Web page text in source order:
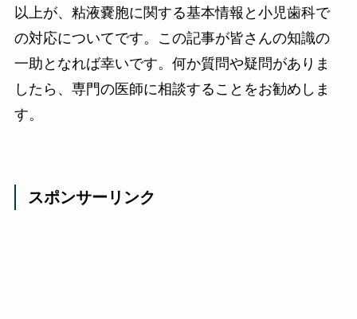
以上が、粘液嚢胞に関する基本情報と小児歯科で
の対応についてです。この記事が皆さんの知識の
一助となれば幸いです。何か質問や疑問がありま
したら、専門の医師に相談することをお勧めしま
す。
スポンサーリンク